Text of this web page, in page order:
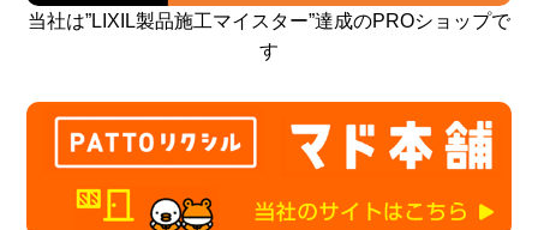
当社は”LIXIL製品施工マイスター”達成のPROショップで
す